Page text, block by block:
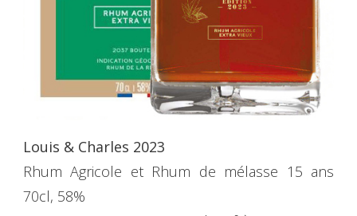
Louis & Charles 2023
Rhum Agricole et Rhum de mélasse 15 ans
70cl, 58%